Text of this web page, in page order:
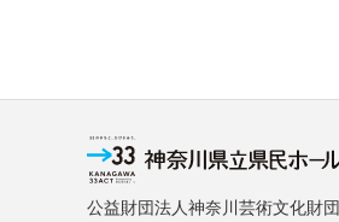
公益財団法人神奈川芸術文化財団